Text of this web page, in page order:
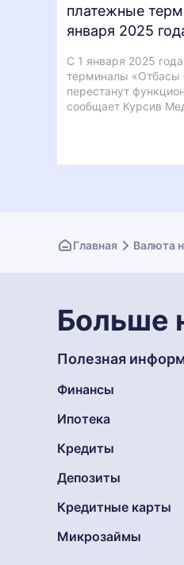
платежные
января 2025
С 1 января 2025
терминалы «Отбасы
перестанут
сообщает Курсив
Главная Валюта
Больше
Полезная
Финансы
Ипотека
Кредиты
Депозиты
Кредитные карты
Микрозаймы